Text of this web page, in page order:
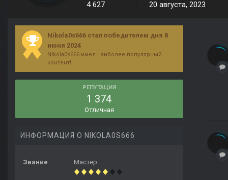
4 627 20 августа, 2023
Nikola0s666 стал победителем дня 8
июня 2024
Nikola0s666 имел наиболее популярный
контент!
РЕПУТАЦИЯ
1 374
Отличная
ИНФОРМАЦИЯ О NIKOLA0S666
Звание Мастер